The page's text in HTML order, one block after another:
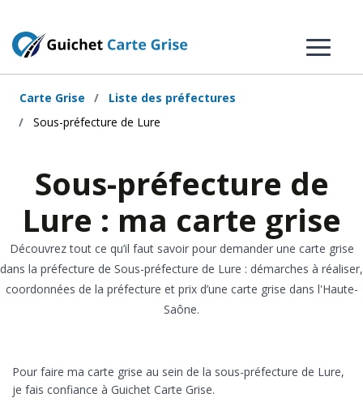
Carte Grise
Liste des préfectures
Sous-préfecture de Lure
Sous-préfecture de
Lure : ma carte grise
Découvrez tout ce qu’il faut savoir pour demander une carte grise
dans la préfecture de Sous-préfecture de Lure : démarches à réaliser,
coordonnées de la préfecture et prix d’une carte grise dans l'Haute-
Saône.
Pour faire ma carte grise au sein de la sous-préfecture de Lure,
je fais confiance à Guichet Carte Grise.